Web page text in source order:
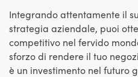
Integrando attentamente il
strategia aziendale, puoi
competitivo nel fervido
sforzo di rendere il tuo
è un investimento nel futuro